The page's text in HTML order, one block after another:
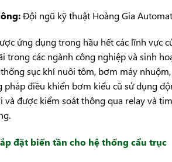
Đội ngũ kỹ thuật Hoàng Gia
ứng dụng trong hầu hết các lĩnh vực
trong các ngành công nghiệp và sinh
sục khí nuôi tôm, bơm máy
pháp điều khiển bơm kiểu cũ sử dụng
và được kiểm soát thông qua relay và
đặt biến tần cho hệ thống cẩu trục